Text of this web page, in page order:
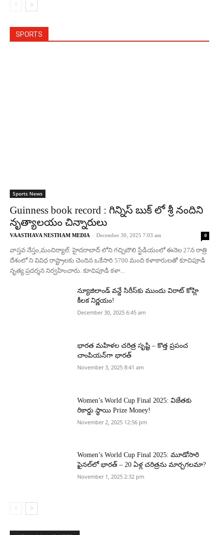
SPORTS
Sports News
Guinness book record : గిన్నిస్ బుక్ లో శ్రీ నందిని
నృత్యాలయం చిన్నారులు
VAASTHAVA NESTHAM MEDIA - December 30, 2025 7:03 am 0
వాస్తవ నేస్తం,మంచిర్యాల్: హైదరాబాద్ లోని గచ్చిబౌలి స్టేడియంలో ఈనెల 27న రాత్రి
దేశంలో ని వివిధ రాష్ట్రాలకు చెందిన ఒకేసారి 5700 మంది కళాకారులతో కూచిపూడి
నృత్య ప్రదర్శన నిర్వహించారు. కూచిపూడి కళా...
న్యూజిలాండ్ వన్డే సిరీస్‌కు ముందు విరాట్ కోహ్లి
కీలక నిర్ణయం!
December 30, 2025 6:45 am
భారత మహిళల చరిత్ర సృష్టి – కొత్త ప్రపంచ
చాంపియన్‌గా భారత్
November 3, 2025 8:41 am
Women’s World Cup Final 2025: విజేతకు
రికార్డు స్థాయి Prize Money!
November 2, 2025 12:56 pm
Women’s World Cup Final 2025: మూడోసారి
ఫైనల్‌లో భారత్ – 20 ఏళ్ల చరిత్రను మార్చగలమా?
November 1, 2025 2:32 pm